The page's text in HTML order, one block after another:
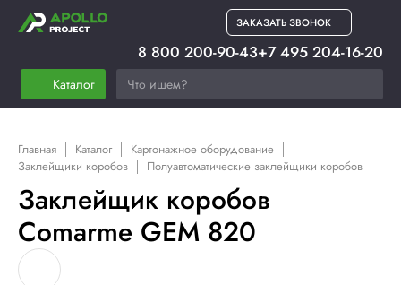
ЗАКАЗАТЬ ЗВОНОК
Каталог
8 800 200-90-43+7 495 204-16-20
Главная Каталог
Картонажное оборудование
Заклейщики коробов
Полуавтоматические заклейщики коробов
Заклейщик коробов
Comarme GEM 820